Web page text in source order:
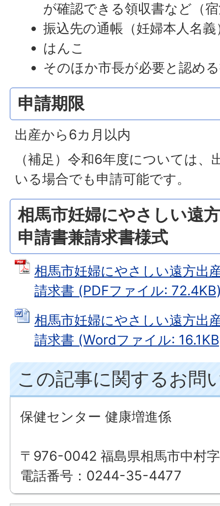
が確認できる領収書など（
振込先の通帳（妊婦本人名義
はんこ
そのほか市長が必要と認め
申請期限
出産から6カ月以内
（補足）令和6年度については
いる場合でも申請可能です。
相馬市妊婦にやさしい遠
申請書兼請求書様式
相馬市妊婦にやさしい遠方出
請求書 (PDFファイル:
相馬市妊婦にやさしい遠方出
請求書 (Wordファイル:
この記事に関するお問
保健センター 健康増進係
〒976-0042 福島県相馬市中村
電話番号：0244-35-4477